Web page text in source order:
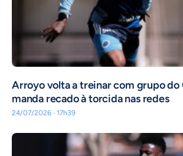
Arroyo volta a treinar com grupo do
manda recado à torcida nas redes
24/07/2026 · 17h39